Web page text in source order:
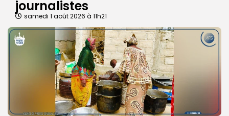
journalistes
samedi 1 août 2026 à 11h21